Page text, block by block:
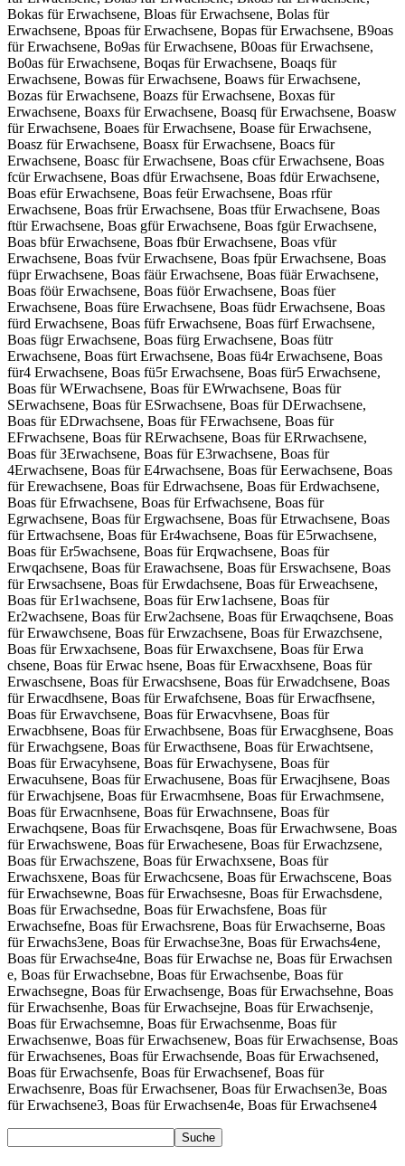
Bokas für Erwachsene, Bloas für Erwachsene, Bolas für
Erwachsene, Bpoas für Erwachsene, Bopas für Erwachsene, B9oas
für Erwachsene, Bo9as für Erwachsene, B0oas für Erwachsene,
Bo0as für Erwachsene, Boqas für Erwachsene, Boaqs für
Erwachsene, Bowas für Erwachsene, Boaws für Erwachsene,
Bozas für Erwachsene, Boazs für Erwachsene, Boxas für
Erwachsene, Boaxs für Erwachsene, Boasq für Erwachsene, Boasw
für Erwachsene, Boaes für Erwachsene, Boase für Erwachsene,
Boasz für Erwachsene, Boasx für Erwachsene, Boacs für
Erwachsene, Boasc für Erwachsene, Boas cfür Erwachsene, Boas
fcür Erwachsene, Boas dfür Erwachsene, Boas fdür Erwachsene,
Boas efür Erwachsene, Boas feür Erwachsene, Boas rfür
Erwachsene, Boas frür Erwachsene, Boas tfür Erwachsene, Boas
ftür Erwachsene, Boas gfür Erwachsene, Boas fgür Erwachsene,
Boas bfür Erwachsene, Boas fbür Erwachsene, Boas vfür
Erwachsene, Boas fvür Erwachsene, Boas fpür Erwachsene, Boas
füpr Erwachsene, Boas fäür Erwachsene, Boas füär Erwachsene,
Boas föür Erwachsene, Boas füör Erwachsene, Boas füer
Erwachsene, Boas füre Erwachsene, Boas füdr Erwachsene, Boas
fürd Erwachsene, Boas füfr Erwachsene, Boas fürf Erwachsene,
Boas fügr Erwachsene, Boas fürg Erwachsene, Boas fütr
Erwachsene, Boas fürt Erwachsene, Boas fü4r Erwachsene, Boas
für4 Erwachsene, Boas fü5r Erwachsene, Boas für5 Erwachsene,
Boas für WErwachsene, Boas für EWrwachsene, Boas für
SErwachsene, Boas für ESrwachsene, Boas für DErwachsene,
Boas für EDrwachsene, Boas für FErwachsene, Boas für
EFrwachsene, Boas für RErwachsene, Boas für ERrwachsene,
Boas für 3Erwachsene, Boas für E3rwachsene, Boas für
4Erwachsene, Boas für E4rwachsene, Boas für Eerwachsene, Boas
für Erewachsene, Boas für Edrwachsene, Boas für Erdwachsene,
Boas für Efrwachsene, Boas für Erfwachsene, Boas für
Egrwachsene, Boas für Ergwachsene, Boas für Etrwachsene, Boas
für Ertwachsene, Boas für Er4wachsene, Boas für E5rwachsene,
Boas für Er5wachsene, Boas für Erqwachsene, Boas für
Erwqachsene, Boas für Erawachsene, Boas für Erswachsene, Boas
für Erwsachsene, Boas für Erwdachsene, Boas für Erweachsene,
Boas für Er1wachsene, Boas für Erw1achsene, Boas für
Er2wachsene, Boas für Erw2achsene, Boas für Erwaqchsene, Boas
für Erwawchsene, Boas für Erwzachsene, Boas für Erwazchsene,
Boas für Erwxachsene, Boas für Erwaxchsene, Boas für Erwa
chsene, Boas für Erwac hsene, Boas für Erwacxhsene, Boas für
Erwaschsene, Boas für Erwacshsene, Boas für Erwadchsene, Boas
für Erwacdhsene, Boas für Erwafchsene, Boas für Erwacfhsene,
Boas für Erwavchsene, Boas für Erwacvhsene, Boas für
Erwacbhsene, Boas für Erwachbsene, Boas für Erwacghsene, Boas
für Erwachgsene, Boas für Erwacthsene, Boas für Erwachtsene,
Boas für Erwacyhsene, Boas für Erwachysene, Boas für
Erwacuhsene, Boas für Erwachusene, Boas für Erwacjhsene, Boas
für Erwachjsene, Boas für Erwacmhsene, Boas für Erwachmsene,
Boas für Erwacnhsene, Boas für Erwachnsene, Boas für
Erwachqsene, Boas für Erwachsqene, Boas für Erwachwsene, Boas
für Erwachswene, Boas für Erwachesene, Boas für Erwachzsene,
Boas für Erwachszene, Boas für Erwachxsene, Boas für
Erwachsxene, Boas für Erwachcsene, Boas für Erwachscene, Boas
für Erwachsewne, Boas für Erwachsesne, Boas für Erwachsdene,
Boas für Erwachsedne, Boas für Erwachsfene, Boas für
Erwachsefne, Boas für Erwachsrene, Boas für Erwachserne, Boas
für Erwachs3ene, Boas für Erwachse3ne, Boas für Erwachs4ene,
Boas für Erwachse4ne, Boas für Erwachse ne, Boas für Erwachsen
e, Boas für Erwachsebne, Boas für Erwachsenbe, Boas für
Erwachsegne, Boas für Erwachsenge, Boas für Erwachsehne, Boas
für Erwachsenhe, Boas für Erwachsejne, Boas für Erwachsenje,
Boas für Erwachsemne, Boas für Erwachsenme, Boas für
Erwachsenwe, Boas für Erwachsenew, Boas für Erwachsense, Boas
für Erwachsenes, Boas für Erwachsende, Boas für Erwachsened,
Boas für Erwachsenfe, Boas für Erwachsenef, Boas für
Erwachsenre, Boas für Erwachsener, Boas für Erwachsen3e, Boas
für Erwachsene3, Boas für Erwachsen4e, Boas für Erwachsene4